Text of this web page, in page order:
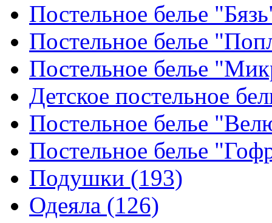
Постельное белье
Постельное белье
Постельное белье
Детское постельное
Постельное белье
Постельное белье
Подушки (193)
Одеяла (126)